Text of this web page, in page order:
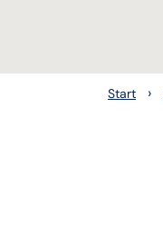
Start ›